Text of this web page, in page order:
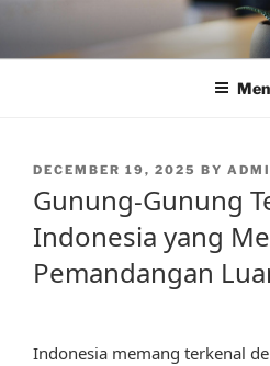
content
POSTED
DECEMBER 19, 2025 BY
Gunung-Gunung
Indonesia yang
Pemandangan
Indonesia memang terkenal